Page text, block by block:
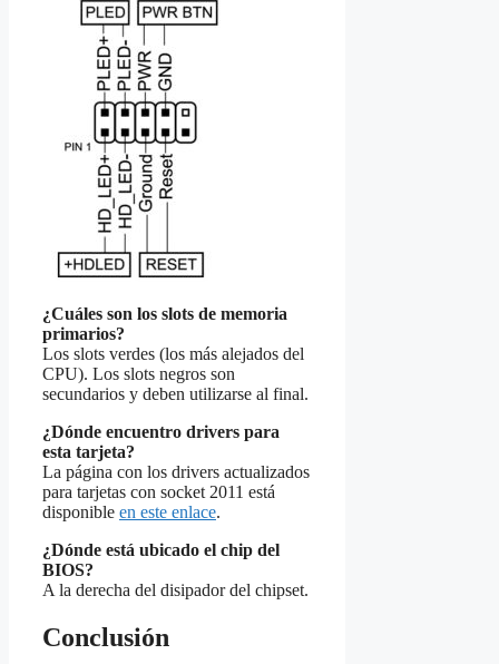
¿Cuáles son los slots de memoria
primarios?
Los slots verdes (los más alejados del
CPU). Los slots negros son
secundarios y deben utilizarse al final.
¿Dónde encuentro drivers para
esta tarjeta?
La página con los drivers actualizados
para tarjetas con socket 2011 está
disponible en este enlace.
¿Dónde está ubicado el chip del
BIOS?
A la derecha del disipador del chipset.
Conclusión